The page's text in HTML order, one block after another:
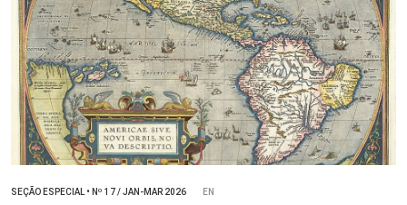
SEÇÃO ESPECIAL • Nº 17 / JAN-MAR 2026 EN